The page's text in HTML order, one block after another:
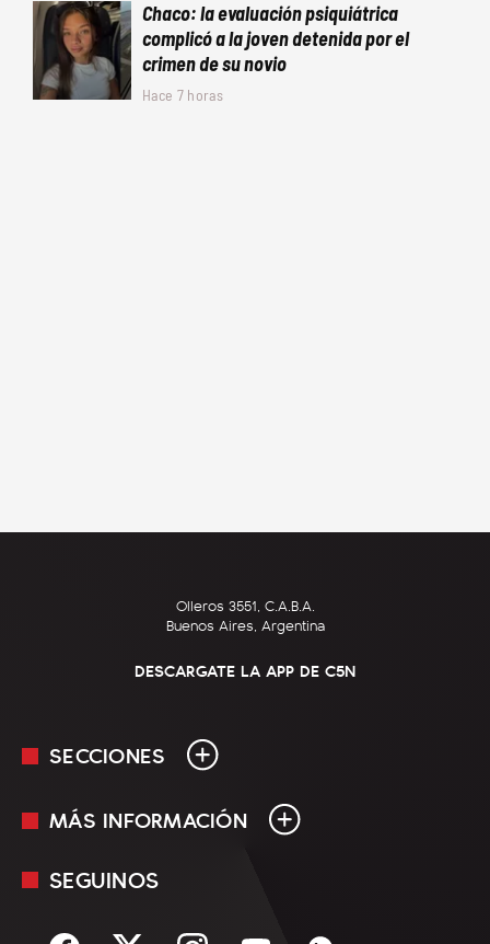
Chaco: la evaluación psiquiátrica
complicó a la joven detenida por el
crimen de su novio
Hace 7 horas
Olleros 3551, C.A.B.A.
Buenos Aires, Argentina
DESCARGATE LA APP DE C5N
SECCIONES
En Vivo
MÁS INFORMACIÓN
Mediakit
Términos y condiciones
SEGUINOS